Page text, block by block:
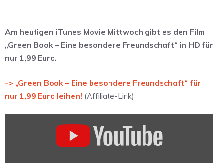
Am heutigen iTunes Movie Mittwoch gibt es den Film
„Green Book – Eine besondere Freundschaft“ in HD für
nur 1,99 Euro.
-> „Green Book – Eine besondere Freundschaft“ für
nur 1,99 Euro leihen! (Affiliate-Link)